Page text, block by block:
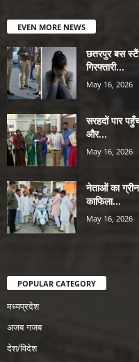
EVEN MORE NEWS
छतरपुर बस
गिरफ्तारी...
May 16, 2026
सरहदों पार
और...
May 16, 2026
नेताओं का
काफिला...
May 16, 2026
POPULAR CATEGORY
मध्यप्रदेश
अजब गजब
देश/विदेश